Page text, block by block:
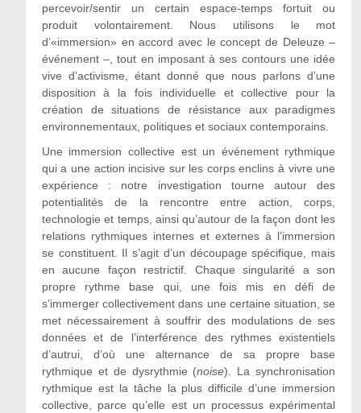
percevoir/sentir un certain espace-temps fortuit ou
produit volontairement. Nous utilisons le mot
d’«immersion» en accord avec le concept de Deleuze –
événement –, tout en imposant à ses contours une idée
vive d’activisme, étant donné que nous parlons d’une
disposition à la fois individuelle et collective pour la
création de situations de résistance aux paradigmes
environnementaux, politiques et sociaux contemporains.
Une immersion collective est un événement rythmique
qui a une action incisive sur les corps enclins à vivre une
expérience : notre investigation tourne autour des
potentialités de la rencontre entre action, corps,
technologie et temps, ainsi qu’autour de la façon dont les
relations rythmiques internes et externes à l’immersion
se constituent. Il s’agit d’un découpage spécifique, mais
en aucune façon restrictif. Chaque singularité a son
propre rythme base qui, une fois mis en défi de
s’immerger collectivement dans une certaine situation, se
met nécessairement à souffrir des modulations de ses
données et de l’interférence des rythmes existentiels
d’autrui, d’où une alternance de sa propre base
rythmique et de dysrythmie (noise). La synchronisation
rythmique est la tâche la plus difficile d’une immersion
collective, parce qu’elle est un processus expérimental